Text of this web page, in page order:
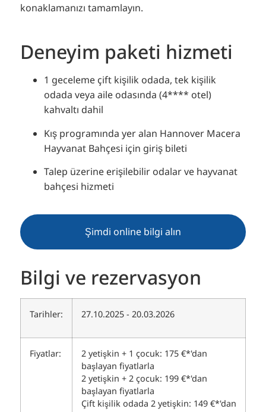
konaklamanızı tamamlayın.
Deneyim paketi hizmeti
1 geceleme çift kişilik odada, tek kişilik
odada veya aile odasında (4**** otel)
kahvaltı dahil
Kış programında yer alan Hannover Macera
Hayvanat Bahçesi için giriş bileti
Talep üzerine erişilebilir odalar ve hayvanat
bahçesi hizmeti
Şimdi online bilgi alın
Bilgi ve rezervasyon
Tarihler: 27.10.2025 - 20.03.2026
Fiyatlar:
2 yetişkin + 1 çocuk: 175 €*'dan
başlayan fiyatlarla
2 yetişkin + 2 çocuk: 199 €*'dan
başlayan fiyatlarla
Çift kişilik odada 2 yetişkin: 149 €*'dan